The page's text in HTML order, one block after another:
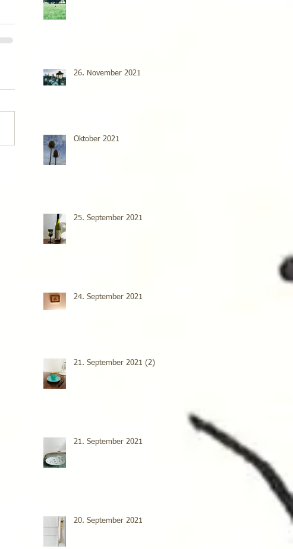
26. November 2021
Oktober 2021
25. September 2021
24. September 2021
21. September 2021 (2)
21. September 2021
20. September 2021